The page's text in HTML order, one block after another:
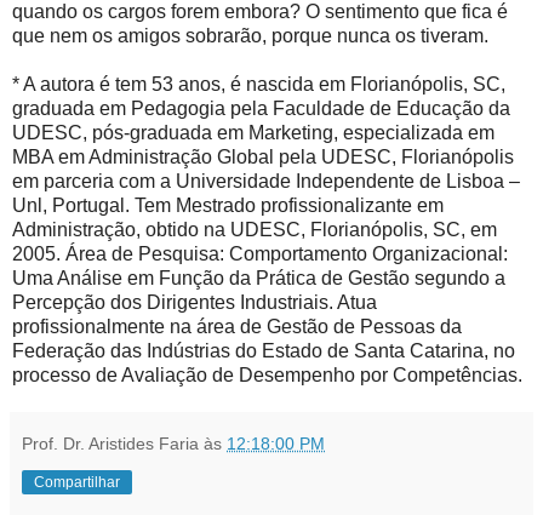
quando os cargos forem embora? O sentimento que fica é
que nem os amigos sobrarão, porque nunca os tiveram.
* A autora é tem 53 anos, é nascida em Florianópolis, SC,
graduada em Pedagogia pela Faculdade de Educação da
UDESC, pós-graduada em Marketing, especializada em
MBA em Administração Global pela UDESC, Florianópolis
em parceria com a Universidade Independente de Lisboa –
Unl, Portugal. Tem Mestrado profissionalizante em
Administração, obtido na UDESC, Florianópolis, SC, em
2005. Área de Pesquisa: Comportamento Organizacional:
Uma Análise em Função da Prática de Gestão segundo a
Percepção dos Dirigentes Industriais. Atua
profissionalmente na área de Gestão de Pessoas da
Federação das Indústrias do Estado de Santa Catarina, no
processo de Avaliação de Desempenho por Competências.
Prof. Dr. Aristides Faria às 12:18:00 PM
Compartilhar